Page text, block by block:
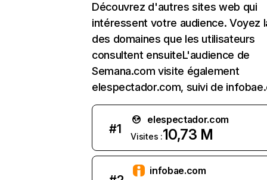
Découvrez d'autres sites web qui
intéressent votre audience. Voyez
des domaines que les utilisateurs
consultent ensuiteL'audience de
Semana.com visite également
elespectador.com, suivi de
#1
elespectador.com
Visites :10,73 M
infobae.com